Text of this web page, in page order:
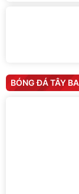
BÓNG ĐÁ TÂY